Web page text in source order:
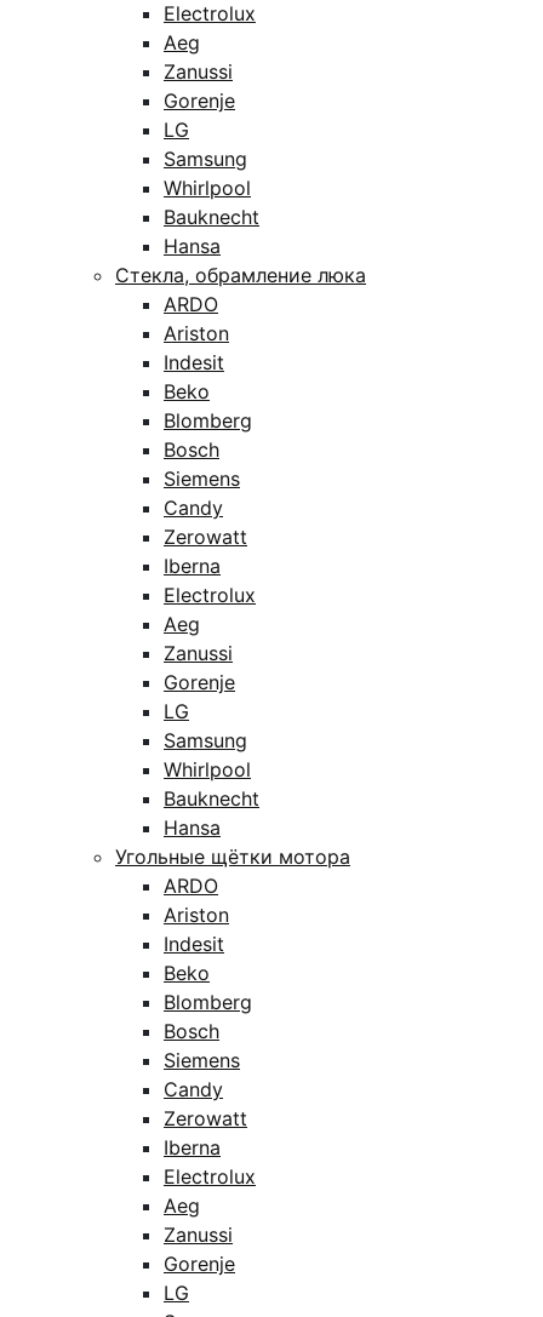
Electrolux
Aeg
Zanussi
Gorenje
LG
Samsung
Whirlpool
Bauknecht
Hansa
Стекла, обрамление люка
ARDO
Ariston
Indesit
Beko
Blomberg
Bosch
Siemens
Candy
Zerowatt
Iberna
Electrolux
Aeg
Zanussi
Gorenje
LG
Samsung
Whirlpool
Bauknecht
Hansa
Угольные щётки мотора
ARDO
Ariston
Indesit
Beko
Blomberg
Bosch
Siemens
Candy
Zerowatt
Iberna
Electrolux
Aeg
Zanussi
Gorenje
LG